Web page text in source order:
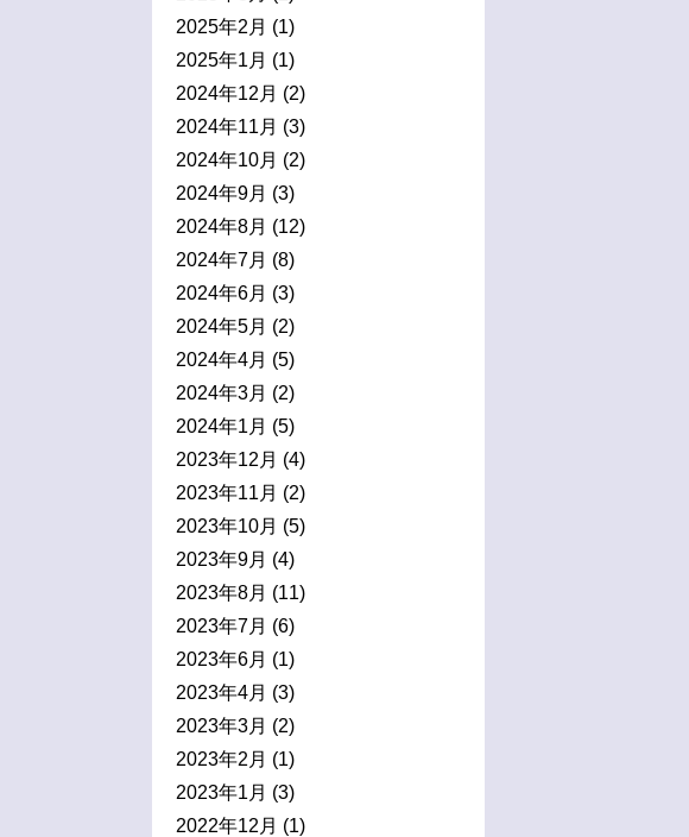
2025年2月 (1)
2025年1月 (1)
2024年12月 (2)
2024年11月 (3)
2024年10月 (2)
2024年9月 (3)
2024年8月 (12)
2024年7月 (8)
2024年6月 (3)
2024年5月 (2)
2024年4月 (5)
2024年3月 (2)
2024年1月 (5)
2023年12月 (4)
2023年11月 (2)
2023年10月 (5)
2023年9月 (4)
2023年8月 (11)
2023年7月 (6)
2023年6月 (1)
2023年4月 (3)
2023年3月 (2)
2023年2月 (1)
2023年1月 (3)
2022年12月 (1)